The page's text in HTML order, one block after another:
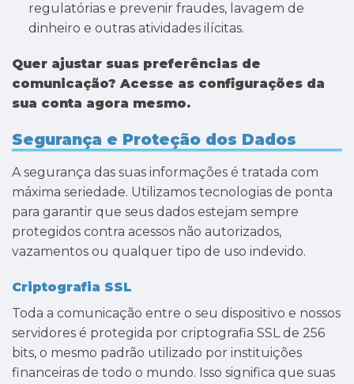
regulatórias e prevenir fraudes, lavagem de
dinheiro e outras atividades ilícitas.
Quer ajustar suas preferências de
comunicação? Acesse as configurações da
sua conta agora mesmo.
Segurança e Proteção dos Dados
A segurança das suas informações é tratada com
máxima seriedade. Utilizamos tecnologias de ponta
para garantir que seus dados estejam sempre
protegidos contra acessos não autorizados,
vazamentos ou qualquer tipo de uso indevido.
Criptografia SSL
Toda a comunicação entre o seu dispositivo e nossos
servidores é protegida por criptografia SSL de 256
bits, o mesmo padrão utilizado por instituições
financeiras de todo o mundo. Isso significa que suas